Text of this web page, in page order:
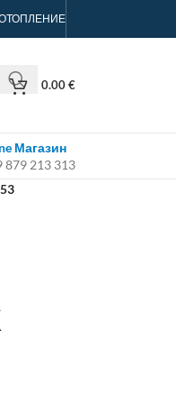
0.00€
Магазин
879 213 313